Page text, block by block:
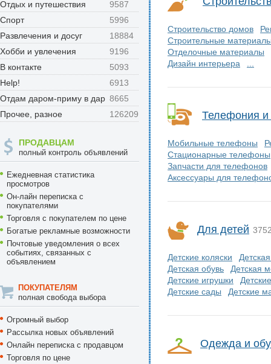
Отдых и путешествия
9587
Спорт
5996
Развлечения и досуг
18884
Хобби и увлечения
9196
В контакте
5093
Help!
6913
Отдам даром-приму в дар 8665
Прочее, разное
126209
ПРОДАВЦАМ
полный контроль объявлений
Ежедневная статистика
просмотров
Он-лайн переписка с
покупателями
Торговля с покупателем по цене
Богатые рекламные возможности
Почтовые уведомления о всех
событиях, связанных с
объявлением
ПОКУПАТЕЛЯМ
полная свобода выбора
Огромный выбор
Рассылка новых объявлений
Онлайн переписка с продавцом
Торговля по цене
Строительство домов
Строительные
Отделочные материалы
Дизайн интерьера
Телефония и
Мобильные телефоны
Стационарные телефоны
Запчасти для телефонов
Аксессуары для
Для детей
Детские коляски
Детская обувь
Детская
Детские игрушки
Детские сады
Детские
Одежда и